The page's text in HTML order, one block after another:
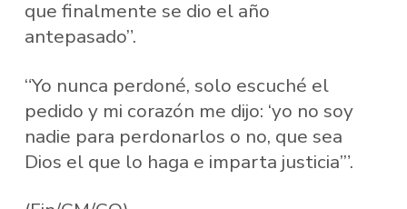
que finalmente se dio el año
antepasado”.
“Yo nunca perdoné, solo escuché el
pedido y mi corazón me dijo: ‘yo no soy
nadie para perdonarlos o no, que sea
Dios el que lo haga e imparta justicia’”.